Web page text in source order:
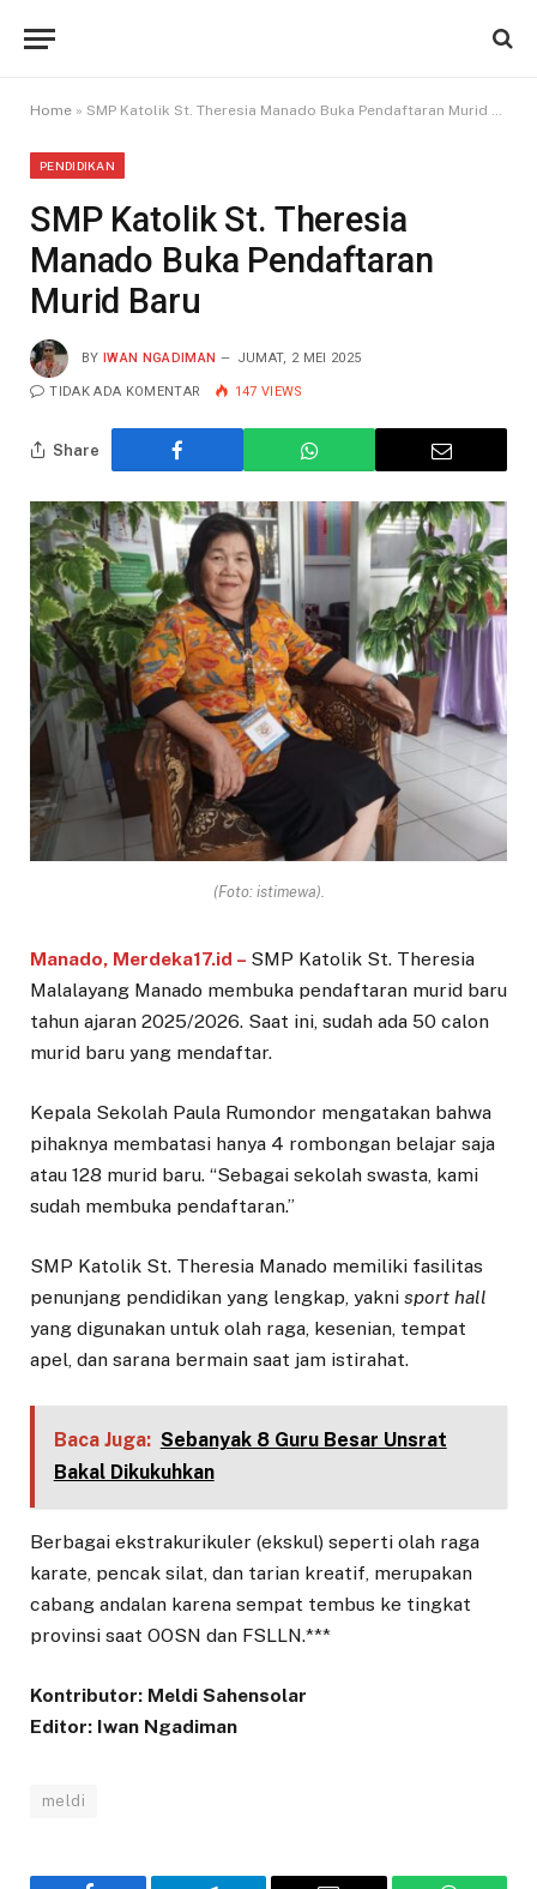
Home » SMP Katolik St. Theresia Manado Buka Pendaftaran Murid Baru
PENDIDIKAN
SMP Katolik St. Theresia
Manado Buka Pendaftaran
Murid Baru
BY IWAN NGADIMAN JUMAT, 2 MEI 2025
TIDAK ADA KOMENTAR 147 VIEWS
Share
(Foto: istimewa).
Manado, Merdeka17.id – SMP Katolik St. Theresia
Malalayang Manado membuka pendaftaran murid baru
tahun ajaran 2025/2026. Saat ini, sudah ada 50 calon
murid baru yang mendaftar.
Kepala Sekolah Paula Rumondor mengatakan bahwa
pihaknya membatasi hanya 4 rombongan belajar saja
atau 128 murid baru. “Sebagai sekolah swasta, kami
sudah membuka pendaftaran.”
SMP Katolik St. Theresia Manado memiliki fasilitas
penunjang pendidikan yang lengkap, yakni sport hall
yang digunakan untuk olah raga, kesenian, tempat
apel, dan sarana bermain saat jam istirahat.
Baca Juga: Sebanyak 8 Guru Besar Unsrat
Bakal Dikukuhkan
Berbagai ekstrakurikuler (ekskul) seperti olah raga
karate, pencak silat, dan tarian kreatif, merupakan
cabang andalan karena sempat tembus ke tingkat
provinsi saat OOSN dan FSLLN.***
Kontributor: Meldi Sahensolar
Editor: Iwan Ngadiman
meldi